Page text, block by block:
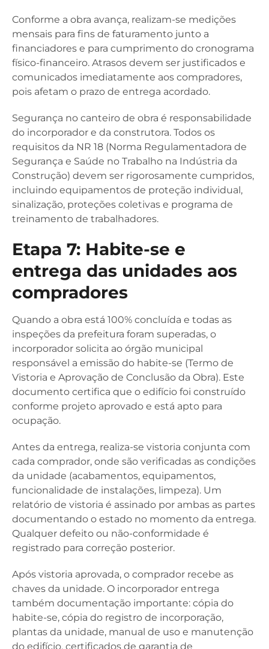
Conforme a obra avança, realizam-se medições
mensais para fins de faturamento junto a
financiadores e para cumprimento do cronograma
físico-financeiro. Atrasos devem ser justificados e
comunicados imediatamente aos compradores,
pois afetam o prazo de entrega acordado.
Segurança no canteiro de obra é responsabilidade
do incorporador e da construtora. Todos os
requisitos da NR 18 (Norma Regulamentadora de
Segurança e Saúde no Trabalho na Indústria da
Construção) devem ser rigorosamente cumpridos,
incluindo equipamentos de proteção individual,
sinalização, proteções coletivas e programa de
treinamento de trabalhadores.
Etapa 7: Habite-se e
entrega das unidades aos
compradores
Quando a obra está 100% concluída e todas as
inspeções da prefeitura foram superadas, o
incorporador solicita ao órgão municipal
responsável a emissão do habite-se (Termo de
Vistoria e Aprovação de Conclusão da Obra). Este
documento certifica que o edifício foi construído
conforme projeto aprovado e está apto para
ocupação.
Antes da entrega, realiza-se vistoria conjunta com
cada comprador, onde são verificadas as condições
da unidade (acabamentos, equipamentos,
funcionalidade de instalações, limpeza). Um
relatório de vistoria é assinado por ambas as partes
documentando o estado no momento da entrega.
Qualquer defeito ou não-conformidade é
registrado para correção posterior.
Após vistoria aprovada, o comprador recebe as
chaves da unidade. O incorporador entrega
também documentação importante: cópia do
habite-se, cópia do registro de incorporação,
plantas da unidade, manual de uso e manutenção
do edifício, certificados de garantia de